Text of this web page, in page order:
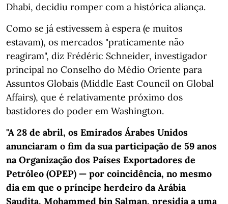
Dhabi, decidiu romper com a histórica aliança.
Como se já estivessem à espera (e muitos
estavam), os mercados "praticamente não
reagiram", diz Frédéric Schneider, investigador
principal no Conselho do Médio Oriente para
Assuntos Globais (Middle East Council on Global
Affairs), que é relativamente próximo dos
bastidores do poder em Washington.
"A 28 de abril, os Emirados Árabes Unidos
anunciaram o fim da sua participação de 59 anos
na Organização dos Países Exportadores de
Petróleo (OPEP) — ​​​​por coincidência, no mesmo
dia em que o príncipe herdeiro da Arábia
Saudita, Mohammed bin Salman, presidia a uma